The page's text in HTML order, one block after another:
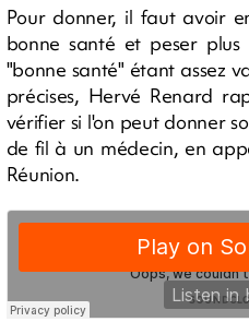
Pour donner, il faut avoir
bonne santé et peser
"bonne santé" étant assez
précises, Hervé Renard
vérifier si l'on peut donner
de fil à un médecin, en
Réunion.